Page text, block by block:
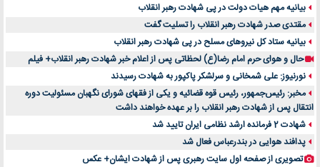
بیانیه مهم هیات دولت در پی شهادت رهبر انقلاب
مقتدی صدر شهادت رهبر انقلاب را تسلیت گفت
بیانیه ستاد کل نیروهای مسلح در پی شهادت رهبر انقلاب
حال و هوای حرم امام رضا(ع) لحظاتی پس از اعلام خبر شهادت رهبر انقلاب+ فیلم
نورنیوز: علی شمخانی و سرلشکر پاکپور به شهادت رسیدند
مخبر: رئیس‌جمهور، رئیس قوه ‌قضائیه و یکی از فقهای شورای نگهبان مسئولیت دوره
انتقال پس ‌از شهادت رهبر انقلاب را بر عهده خواهند داشت
شهادت 2 فرمانده ارشد نظامی ایران تایید شد
پدافند هوایی در بندرعباس فعال شد
تصویری از صفحه اول سایت رهبری پس از شهادت ایشان+ عکس